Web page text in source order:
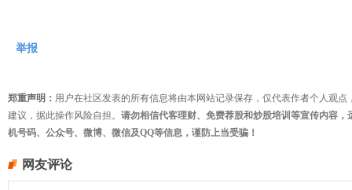
举报
郑重声明： 用户在社区发表的所有信息将由本网站记录保存，仅代表作者个人观
建议，据此操作风险自担。 请勿相信代客理财、免费荐股和炒股培训等宣传内容
机号码、公众号、微博、微信及QQ等信息，谨防上当受骗！
网友评论